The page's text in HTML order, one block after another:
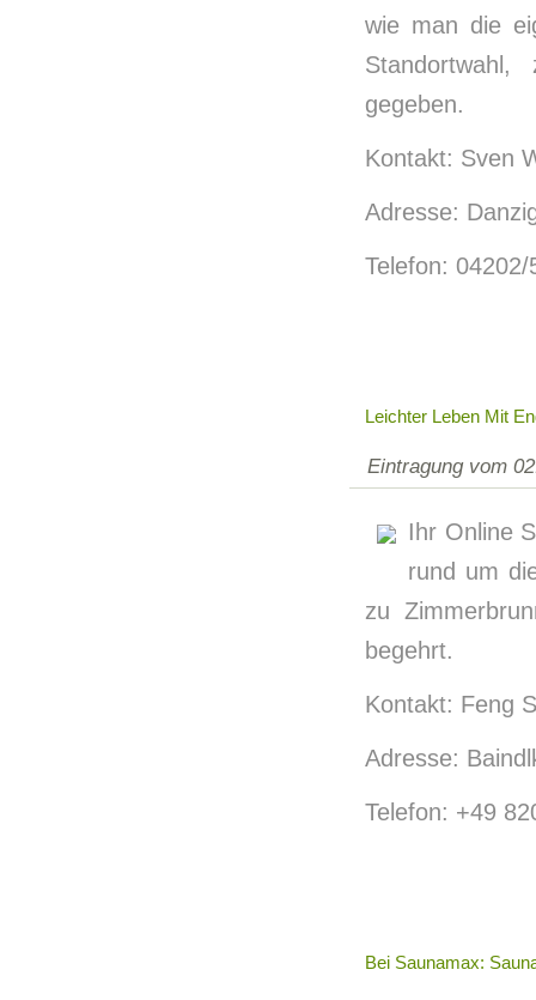
wie man die
gegeben.
Kontakt: Sven
Adresse:
Telefon: 04202/
Leichter Leben Mit
Eintragung vom
Ihr Online
rund um
zu
begehrt.
Kontakt: Feng
Adresse:
Telefon: +49
Bei Saunamax: